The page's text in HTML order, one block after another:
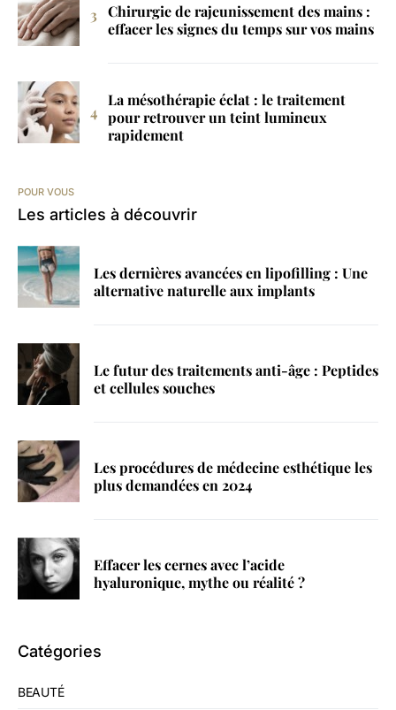
Chirurgie de rajeunissement des mains :
effacer les signes du temps sur vos mains
La mésothérapie éclat : le traitement
pour retrouver un teint lumineux
rapidement
POUR VOUS
Les articles à découvrir
Les dernières avancées en lipofilling : Une
alternative naturelle aux implants
Le futur des traitements anti-âge : Peptides
et cellules souches
Les procédures de médecine esthétique les
plus demandées en 2024
Effacer les cernes avec l’acide
hyaluronique, mythe ou réalité ?
Catégories
BEAUTÉ